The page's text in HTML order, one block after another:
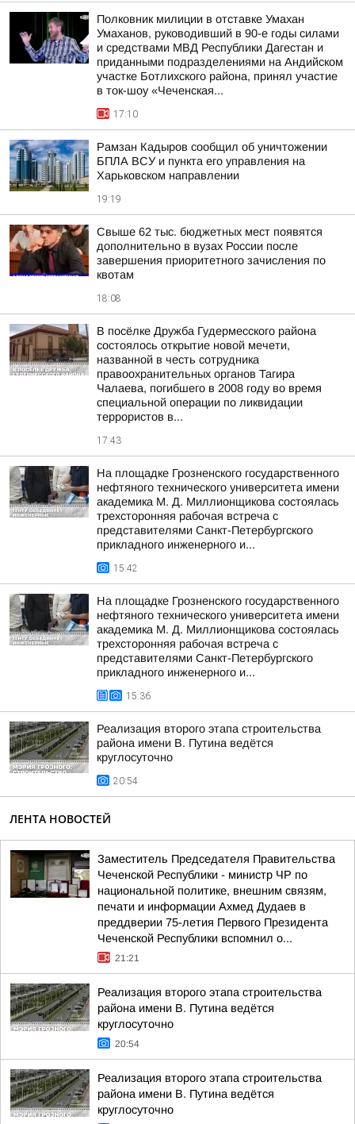
Полковник милиции в отставке Умахан
Умаханов, руководивший в 90-е годы силами
и средствами МВД Республики Дагестан и
приданными подразделениями на Андийском
участке Ботлихского района, принял участие
в ток-шоу «Чеченская...
17:10
Рамзан Кадыров сообщил об уничтожении
БПЛА ВСУ и пункта его управления на
Харьковском направлении
19:19
Свыше 62 тыс. бюджетных мест появятся
дополнительно в вузах России после
завершения приоритетного зачисления по
квотам
18:08
В посёлке Дружба Гудермесского района
состоялось открытие новой мечети,
названной в честь сотрудника
правоохранительных органов Тагира
Чалаева, погибшего в 2008 году во время
специальной операции по ликвидации
террористов в...
17:43
На площадке Грозненского государственного
нефтяного технического университета имени
академика М. Д. Миллионщикова состоялась
трехсторонняя рабочая встреча с
представителями Санкт-Петербургского
прикладного инженерного и...
15:42
На площадке Грозненского государственного
нефтяного технического университета имени
академика М. Д. Миллионщикова состоялась
трехсторонняя рабочая встреча с
представителями Санкт-Петербургского
прикладного инженерного и...
15:36
Реализация второго этапа строительства
района имени В. Путина ведётся
круглосуточно
20:54
ЛЕНТА НОВОСТЕЙ
Заместитель Председателя Правительства
Чеченской Республики - министр ЧР по
национальной политике, внешним связям,
печати и информации Ахмед Дудаев в
преддверии 75-летия Первого Президента
Чеченской Республики вспомнил о...
21:21
Реализация второго этапа строительства
района имени В. Путина ведётся
круглосуточно
20:54
Реализация второго этапа строительства
района имени В. Путина ведётся
круглосуточно